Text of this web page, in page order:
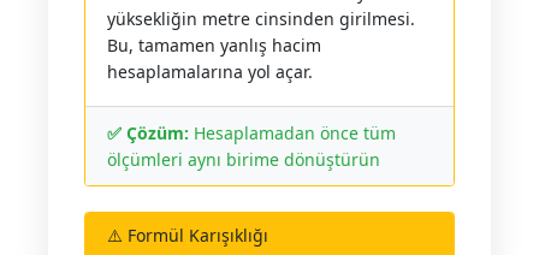
yüksekliğin metre cinsinden girilmesi.
Bu, tamamen yanlış hacim
hesaplamalarına yol açar.
✅ Çözüm: Hesaplamadan önce tüm
ölçümleri aynı birime dönüştürün
⚠️ Formül Karışıklığı